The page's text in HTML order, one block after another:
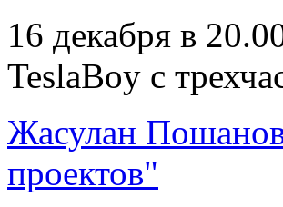
16 декабря в
TeslaBoy с
Жасулан
проектов"